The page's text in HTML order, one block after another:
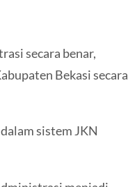
secara benar,
Bekasi secara
sistem JKN